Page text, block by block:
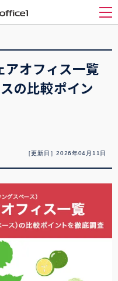
メ
【2026】大分県のシェアオフィス一
調査
アオフィス一覧
の比較ポイン
［更新日］2026年04月11日